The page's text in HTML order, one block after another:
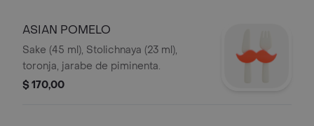
ASIAN POMELO
Sake (45 ml), Stolichnaya (23 ml),
toronja, jarabe de piminenta.
$ 170,00